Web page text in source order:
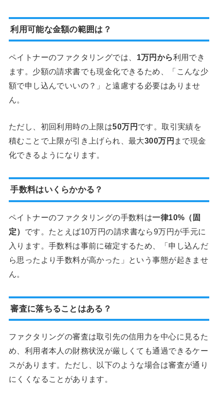
利用可能な金額の範囲は？
ペイトナーのファクタリングでは、 1万円から利用でき
ます。少額の請求書でも現金化できるため、「こんな少
額で申し込んでいいの？」と遠慮する必要はありませ
ん。
ただし、初回利用時の上限は50万円 です。取引実績を
積むことで上限が引き上げられ、最大300万円 まで現金
化できるようになります。
手数料はいくらかかる？
ペイトナーのファクタリングの手数料は一律10%（固
定） です。たとえば10万円の請求書なら9万円が手元に
入ります。手数料は事前に確定するため、「申し込んだ
ら思ったより手数料が高かった」という事態が起きませ
ん。
審査に落ちることはある？
ファクタリングの審査は取引先の信用力を中心に見るた
め、利用者本人の財務状況が厳しくても通過できるケー
スがあります。ただし、以下のような場合は審査が通り
にくくなることがあります。